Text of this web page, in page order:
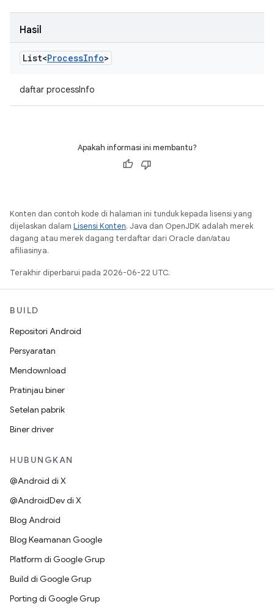
Hasil
List<ProcessInfo>
daftar processInfo
Apakah informasi ini membantu?
Konten dan contoh kode di halaman ini tunduk kepada lisensi yang
dijelaskan dalam Lisensi Konten. Java dan OpenJDK adalah merek
dagang atau merek dagang terdaftar dari Oracle dan/atau
afiliasinya.
Terakhir diperbarui pada 2026-06-22 UTC.
BUILD
Repositori Android
Persyaratan
Mendownload
Pratinjau biner
Setelan pabrik
Biner driver
HUBUNGKAN
@Android di X
@AndroidDev di X
Blog Android
Blog Keamanan Google
Platform di Google Grup
Build di Google Grup
Porting di Google Grup